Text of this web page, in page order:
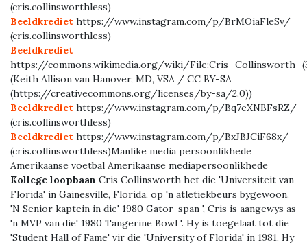
(cris.collinsworthless)
Beeldkrediet https://www.instagram.com/p/BrMOiaFleSv/
(cris.collinsworthless)
Beeldkrediet
https://commons.wikimedia.org/wiki/
(Keith Allison van Hanover, MD, VSA / CC BY-SA
(https://creativecommons.org/licenses/by-sa/2.0))
Beeldkrediet https://www.instagram.com/p/Bq7eXNBFsRZ/
(cris.collinsworthless)
Beeldkrediet https://www.instagram.com/p/BxJBJCiF68x/
(cris.collinsworthless)Manlike media persoonlikhede
Amerikaanse voetbal Amerikaanse mediapersoonlikhede
Kollege loopbaan Cris Collinsworth het die 'Universiteit van
Florida' in Gainesville, Florida, op 'n atletiekbeurs bygewoon.
'N Senior kaptein in die' 1980 Gator-span ', Cris is aangewys as
'n MVP van die' 1980 Tangerine Bowl '. Hy is toegelaat tot die
'Student Hall of Fame' vir die 'University of Florida' in 1981. Hy